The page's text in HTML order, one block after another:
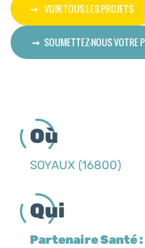
VOIR TOUS LES PROJETS
SOUMETTEZ-NOUS VOTRE
Où
SOYAUX (16800)
Qui
Partenaire Santé :